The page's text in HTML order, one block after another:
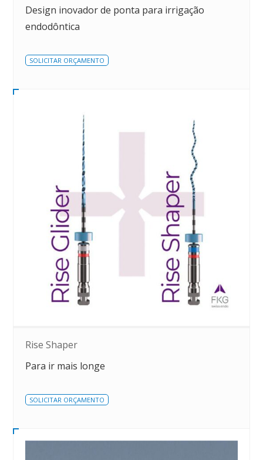
Design inovador de ponta para irrigação
endodôntica
SOLICITAR ORÇAMENTO
Rise Shaper
Para ir mais longe
SOLICITAR ORÇAMENTO